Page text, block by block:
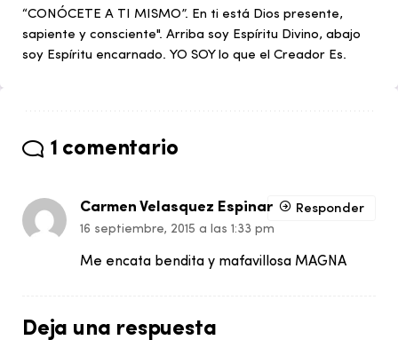
“CONÓCETE A TI MISMO”. En ti está Dios presente,
sapiente y consciente". Arriba soy Espíritu Divino, abajo
soy Espíritu encarnado. YO SOY lo que el Creador Es.
1 comentario
Carmen Velasquez Espinar
16 septiembre, 2015 a las 1:33 pm
Me encata bendita y mafavillosa MAGNA
Responder
Deja una respuesta